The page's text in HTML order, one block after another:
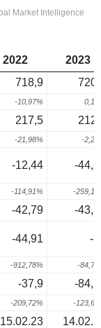
2022
2023
718,9
-10,97%
217,5
-21,98% -
-12,44 -
-114,91% -
-42,79
-
-44,91 -
-912,78% -
-37,9 -
-209,72% -
15.02.23